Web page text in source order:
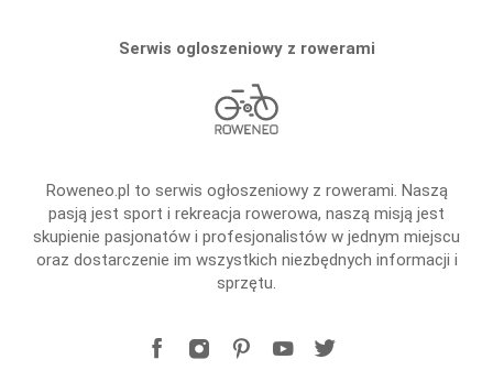
Serwis ogloszeniowy z rowerami
Roweneo.pl to serwis ogłoszeniowy z rowerami. Naszą
pasją jest sport i rekreacja rowerowa, naszą misją jest
skupienie pasjonatów i profesjonalistów w jednym miejscu
oraz dostarczenie im wszystkich niezbędnych informacji i
sprzętu.